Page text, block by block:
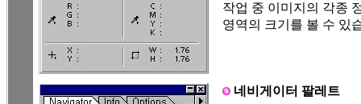
작업 중 이미지의 각종
영역의 크기를 볼 수 있
네비게이터 팔레트